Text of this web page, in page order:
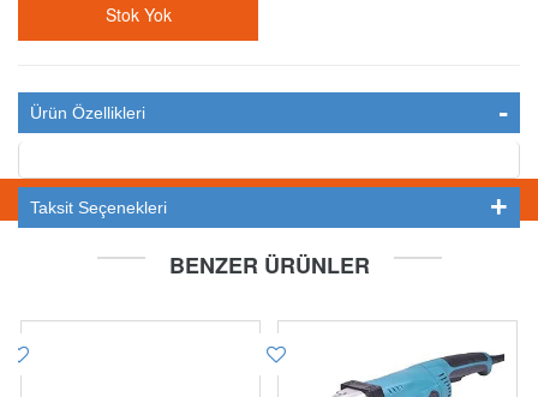
Stok Yok
Ürün Özellikleri
Taksit Seçenekleri
BENZER ÜRÜNLER